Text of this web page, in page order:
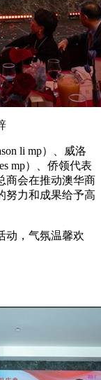
li mp）、威洛
mp）、侨领代表
商会在推动澳华商
努力和成果给予高
动，气氛温馨欢